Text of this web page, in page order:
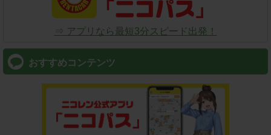
⇒ アプリなら最短3分スピード出発！
おすすめコンテンツ